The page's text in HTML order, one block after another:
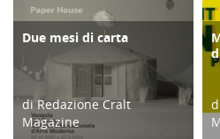
CULTURA/ARTE
Due mesi di carta
di Redazione Cralt
Magazine